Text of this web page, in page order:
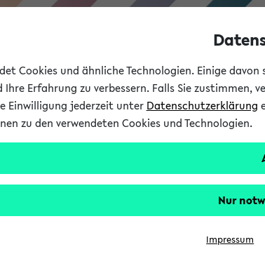
Forschung Studium
Angebote im
Cookies und ähnliche Technologien. Einige
Ihre Erfahrung zu verbessern. Falls Sie
Einwilligung jederzeit unter Datenschutzerklärung
zu den verwendeten Cookies und Technologien.
Nur
Impressum